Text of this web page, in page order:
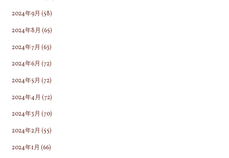
2024年9月 (58)
2024年8月 (65)
2024年7月 (63)
2024年6月 (72)
2024年5月 (72)
2024年4月 (72)
2024年3月 (70)
2024年2月 (55)
2024年1月 (66)